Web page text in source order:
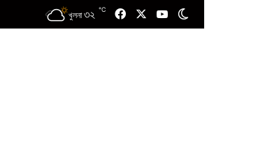
খুলনা ৩২ ℃ FacebookYouTube